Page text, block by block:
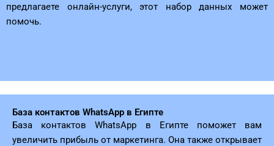
предлагаете онлайн-услуги, этот набор данных может
помочь.
База контактов WhatsApp в Египте
База контактов WhatsApp в Египте поможет вам
увеличить прибыль от маркетинга. Она также открывает